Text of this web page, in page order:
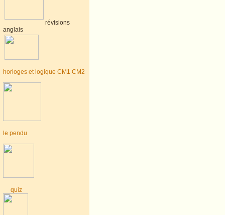
révisions
anglais
horloges et logique CM1 CM2
le pendu
quiz